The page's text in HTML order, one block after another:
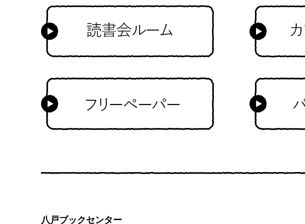
八戸ブックセンター